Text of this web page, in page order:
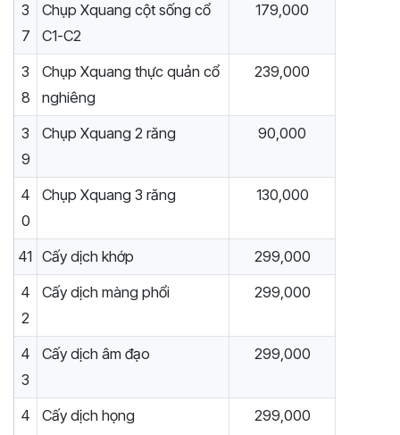
3
7
Chụp Xquang cột sống cổ
C1-C2
179,000
3
8
Chụp Xquang thực quản cổ
nghiêng
239,000
3
9
Chụp Xquang 2 răng 90,000
4
0
Chụp Xquang 3 răng 130,000
41 Cấy dịch khớp
299,000
4
2
Cấy dịch màng phổi 299,000
4
3
Cấy dịch âm đạo 299,000
4
Cấy dịch họng 299,000